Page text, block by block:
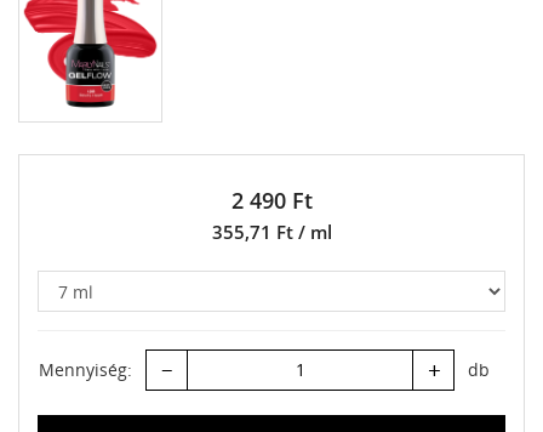
2 490 Ft
355,71 Ft / ml
Mennyiség: – + db